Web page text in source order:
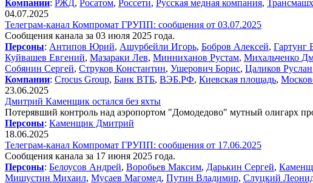
Компании: РЖД, Росатом, Россети, Русская медная компания,
04.07.2025
Телеграм-канал Компромат ГРУПП: сообщения от 03.07.2025
Сообщения канала за 03 июля 2025 года.
Персоны: Антипов Юрий, Ашурбейли Игорь, Бобров Алексей, Гартунг
Куйвашев Евгений, Мазараки Лев, Минниханов Рустам, Михальченко
Собянин Сергей, Струков Константин, Ушерович Борис, Цаликов Руслан
Компании: Crocus Group, Банк ВТБ, ВЭБ.РФ, Киевская площадь,
23.06.2025
Дмитрий Каменщик остался без яхты
Потерявший контроль над аэропортом "Домодедово" мутный олигарх
Персоны: Каменщик Дмитрий
18.06.2025
Телеграм-канал Компромат ГРУПП: сообщения от 17.06.2025
Сообщения канала за 17 июня 2025 года.
Персоны: Белоусов Андрей, Воробьев Максим, Дарькин Сергей,
Мишустин Михаил, Мусаев Магомед, Путин Владимир, Слуцкий